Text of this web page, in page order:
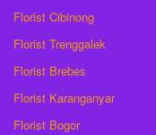
Florist Cibinong
Florist Trenggalek
Florist Brebes
Florist Karanganyar
Florist Bogor